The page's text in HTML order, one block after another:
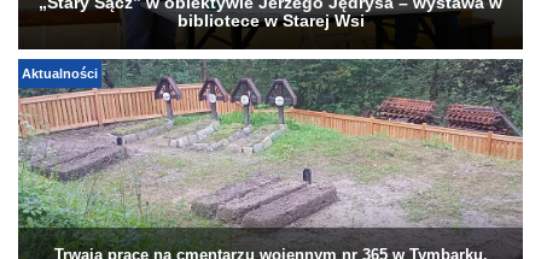
„Stary Sącz” w obiektywie Jerzego Jędrysa – wystawa w
bibliotece w Starej Wsi
Aktualności